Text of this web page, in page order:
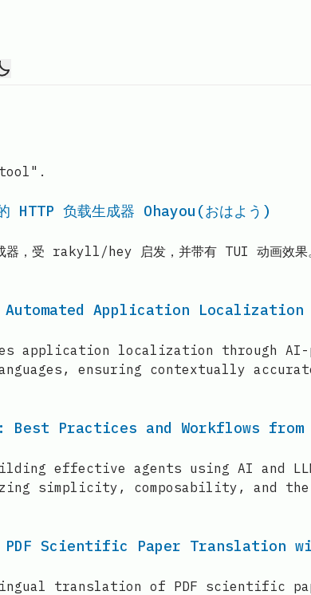
负载生成器 Ohayou(おはよう)
器，受 rakyll/hey 启发，并带有 TUI 动画效
Application Localization
application localization through AI-
ensuring contextually
Practices and Workflows from
effective agents using AI and
simplicity, composability, and
PDF Scientific Paper Translation
translation of PDF scientific